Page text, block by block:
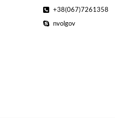
+38(067)7261358
nvolgov